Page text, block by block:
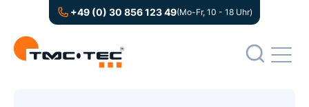
+49 (0) 30 856 123 49(Mo-Fr, 10 - 18 Uhr)